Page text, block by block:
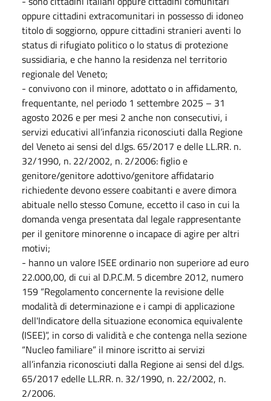
oppure cittadini extracomunitari in possesso di idoneo
titolo di soggiorno, oppure cittadini stranieri aventi lo
status di rifugiato politico o lo status di protezione
sussidiaria, e che hanno la residenza nel territorio
regionale del Veneto;
- convivono con il minore, adottato o in affidamento,
frequentante, nel periodo 1 settembre 2025 – 31
agosto 2026 e per mesi 2 anche non consecutivi, i
servizi educativi all’infanzia riconosciuti dalla Regione
del Veneto ai sensi del d.lgs. 65/2017 e delle LL.RR. n.
32/1990, n. 22/2002, n. 2/2006: figlio e
genitore/genitore adottivo/genitore affidatario
richiedente devono essere coabitanti e avere dimora
abituale nello stesso Comune, eccetto il caso in cui la
domanda venga presentata dal legale rappresentante
per il genitore minorenne o incapace di agire per altri
motivi;
- hanno un valore ISEE ordinario non superiore ad euro
22.000,00, di cui al D.P.C.M. 5 dicembre 2012, numero
159 “Regolamento concernente la revisione delle
modalità di determinazione e i campi di applicazione
dell'Indicatore della situazione economica equivalente
(ISEE)”, in corso di validità e che contenga nella sezione
“Nucleo familiare” il minore iscritto ai servizi
all’infanzia riconosciuti dalla Regione ai sensi del d.lgs.
65/2017 edelle LL.RR. n. 32/1990, n. 22/2002, n.
2/2006.